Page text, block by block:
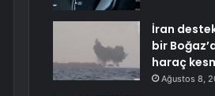
İran
bir
haraç
Ağustos 8,